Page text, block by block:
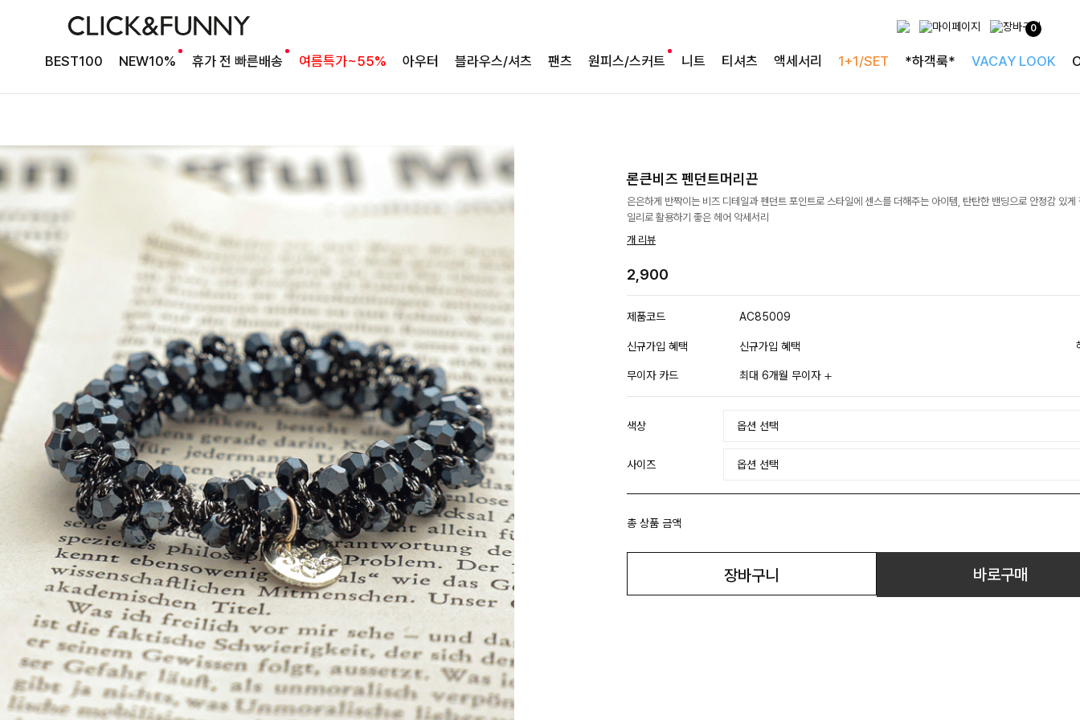
0
BEST100 NEW10% 휴가 전 빠른배송 여름특가~55% 아우터 블라우스/셔츠 팬츠 원피스/스커트 니트 티셔츠 액세서리 1+1/SET *하객룩* VACAY LOOK
론큰비즈 펜던트머리끈
은은하게 반짝이는 비즈 디테일과 펜던트 포인트로 스타일에 센스를 더해주는 아이템, 탄탄한 밴딩으로 안정감 있게
일리로 활용하기 좋은 헤어 악세서리
개 리뷰
2,900
제품코드 AC85009
신규가입 혜택 신규가입 혜택
무이자 카드 최대 6개월 무이자
색상
사이즈
총 상품 금액
장바구니 바로구매